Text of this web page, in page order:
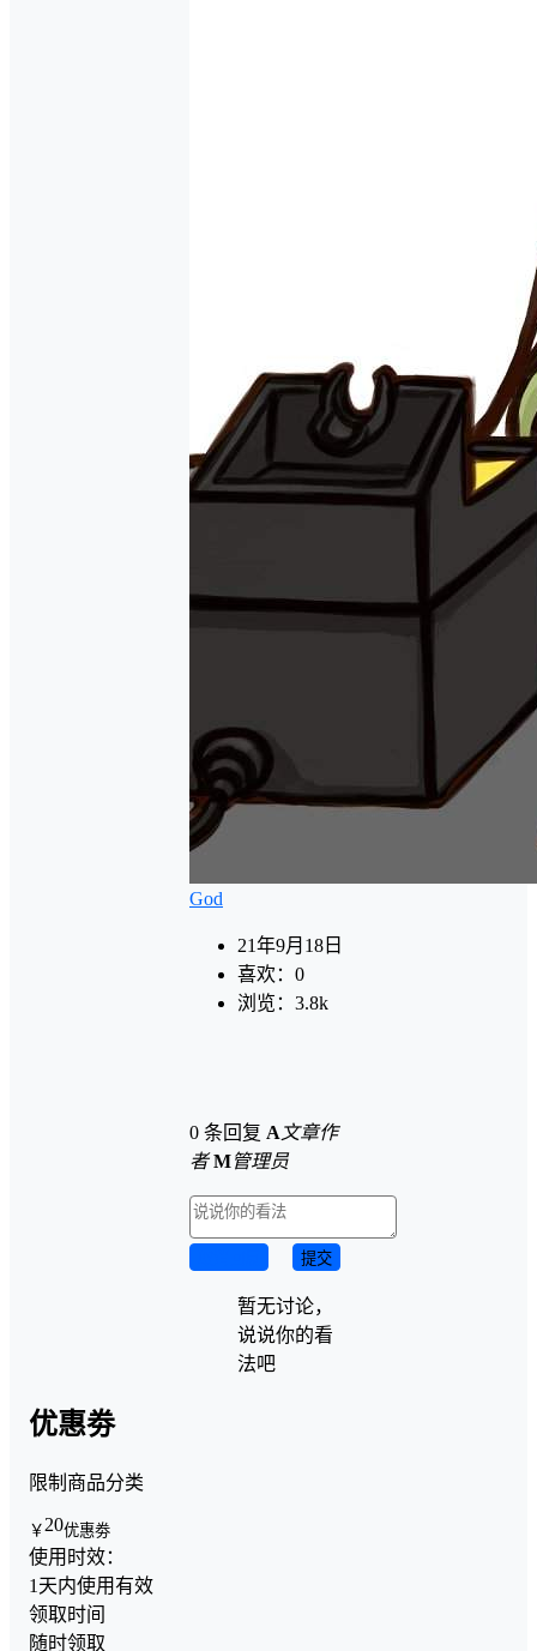
God
21年9月18日
喜欢： 0
浏览： 3.8k
0 条回复 A 文章作
者 M管理员
提交
暂无讨论，
说说你的看
法吧
优惠劵
限制商品分类
￥ 20优惠劵
使用时效：
1天内使用有效
领取时间
随时领取